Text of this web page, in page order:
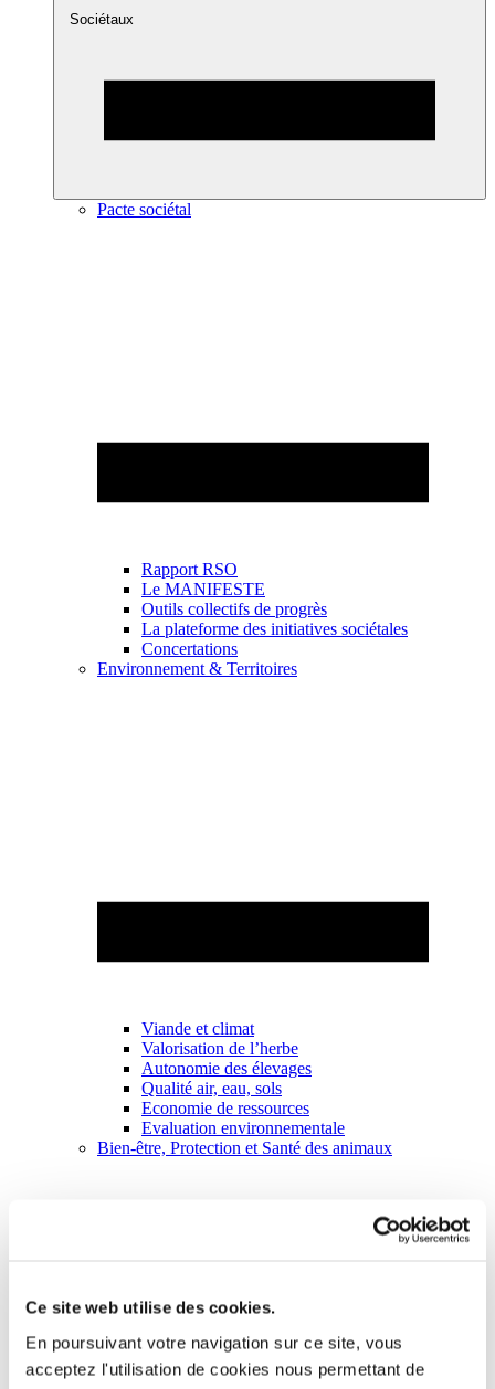
Ce site web utilise des cookies.
En poursuivant votre navigation sur ce site, vous
acceptez l'utilisation de cookies nous permettant de
Sociétaux
Pacte sociétal
Rapport RSO
Le MANIFESTE
Outils collectifs de progrès
La plateforme des initiatives sociétales
Concertations
Environnement & Territoires
Viande et climat
Valorisation de l’herbe
Autonomie des élevages
Qualité air, eau, sols
Economie de ressources
Evaluation environnementale
Bien-être, Protection et Santé des animaux